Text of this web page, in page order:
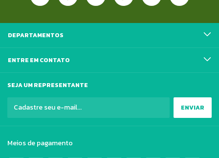
DEPARTAMENTOS
ENTRE EM CONTATO
SEJA UM REPRESENTANTE
Meios de pagamento